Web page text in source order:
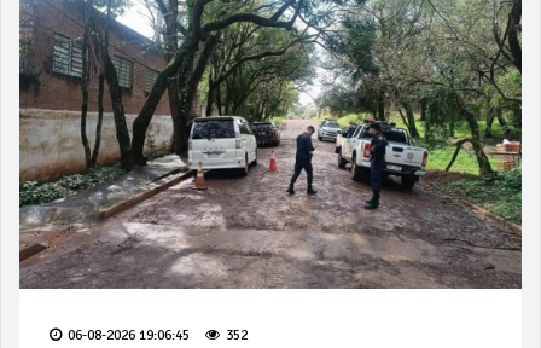
06-08-2026 19:06:45 352